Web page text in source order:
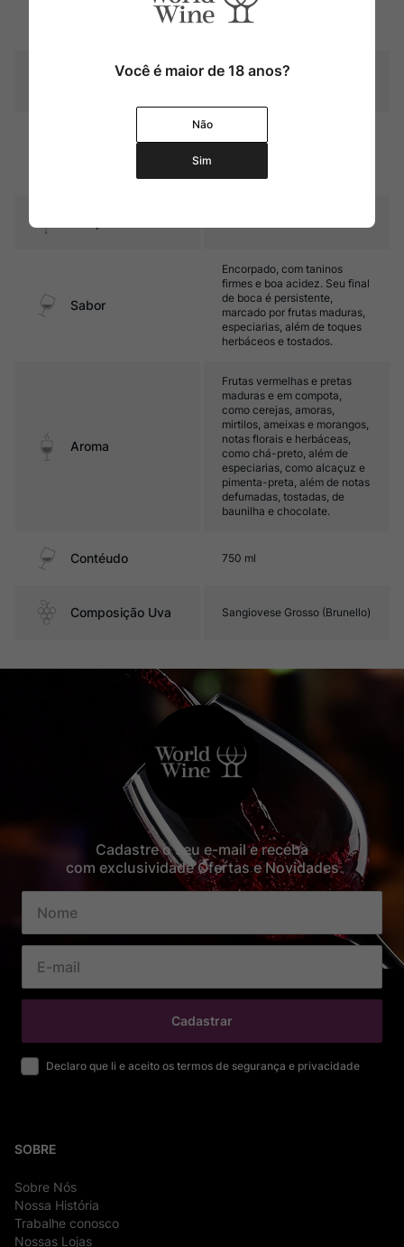
Rubi intenso com reflexos
Graduação Alcóoli
14,5%
carvalho francês sem
Sabor
Encorpado, com taninos
firmes e boa acidez. Seu final
de boca é persistente,
marcado por frutas maduras,
especiarias, além de toques
herbáceos e tostados.
Aroma
Frutas vermelhas e pretas
maduras e em compota,
como cerejas, amoras,
mirtilos, ameixas e morangos,
notas florais e herbáceas,
como chá-preto, além de
especiarias, como alcaçuz e
pimenta-preta, além de notas
defumadas, tostadas, de
baunilha e chocolate.
Contéudo 750 ml
Composição Uva Sangiovese Grosso (Brunello)
Cadastre o seu e-mail e receba
com exclusividade Ofertas e Novidades
Cadastrar
Declaro que li e aceito os termos de segurança e privacidade
SOBRE
Sobre Nós
Nossa História
Trabalhe conosco
Nossas Lojas
Você é maior de 18 anos?
Não
Sim